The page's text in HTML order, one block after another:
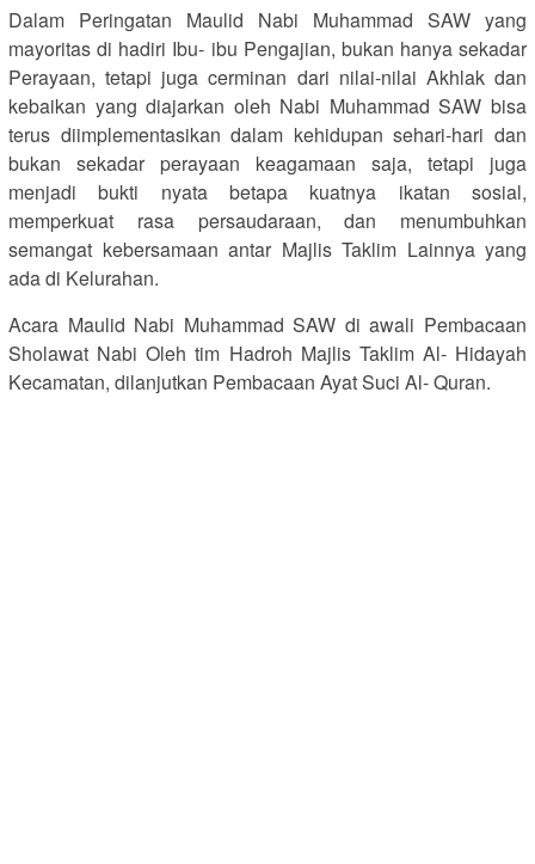
Dalam Peringatan Maulid Nabi Muhammad SAW yang
mayoritas di hadiri Ibu- ibu Pengajian, bukan hanya sekadar
Perayaan, tetapi juga cerminan dari nilai-nilai Akhlak dan
kebaikan yang diajarkan oleh Nabi Muhammad SAW bisa
terus diimplementasikan dalam kehidupan sehari-hari dan
bukan sekadar perayaan keagamaan saja, tetapi juga
menjadi bukti nyata betapa kuatnya ikatan sosial,
memperkuat rasa persaudaraan, dan menumbuhkan
semangat kebersamaan antar Majlis Taklim Lainnya yang
ada di Kelurahan.
Acara Maulid Nabi Muhammad SAW di awali Pembacaan
Sholawat Nabi Oleh tim Hadroh Majlis Taklim Al- Hidayah
Kecamatan, dilanjutkan Pembacaan Ayat Suci Al- Quran.